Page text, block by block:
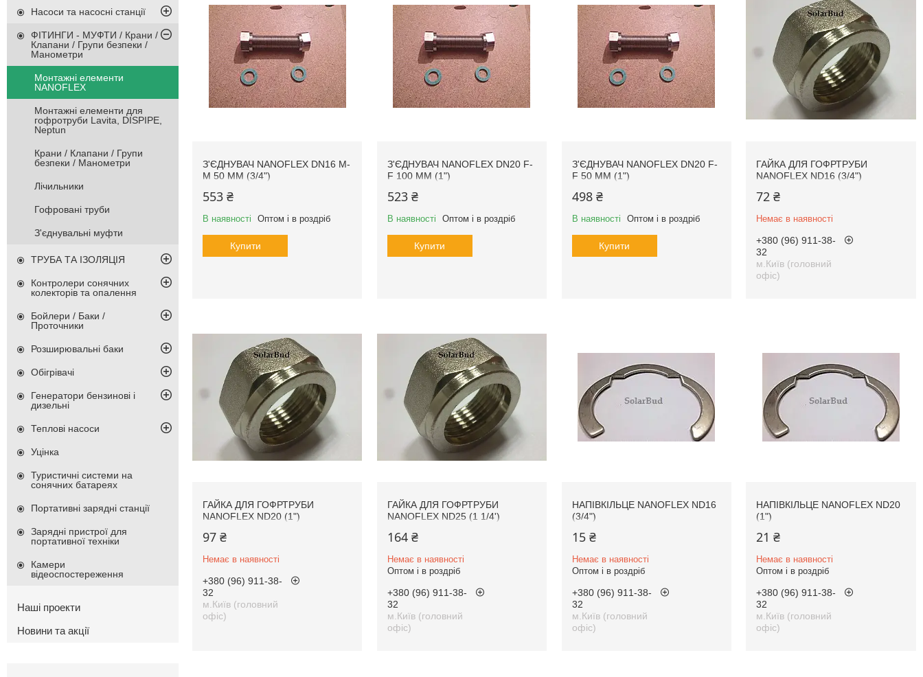
З'ЄДНУВАЧ NANOFLEX DN16 М-
М 50 MM (3/4")
553 ₴
В наявності Оптом і в роздріб
Купити
З'ЄДНУВАЧ NANOFLEX DN20 F-
F 100 MM (1")
523 ₴
В наявності Оптом і в роздріб
Купити
З'ЄДНУВАЧ NANOFLEX DN20 F-
F 50 MM (1")
498 ₴
В наявності Оптом і в роздріб
Купити
ГАЙКА ДЛЯ ГОФРТРУБИ
NANOFLEX ND16 (3/4")
72 ₴
Немає в наявності
+380 (96) 911-38-
32
м.Київ (головний
офіс)
ГАЙКА ДЛЯ ГОФРТРУБИ
NANOFLEX ND20 (1")
97 ₴
Немає в наявності
+380 (96) 911-38-
32
м.Київ (головний
офіс)
ГАЙКА ДЛЯ ГОФРТРУБИ
NANOFLEX ND25 (1 1/4')
164 ₴
Немає в наявності
Оптом і в роздріб
+380 (96) 911-38-
32
м.Київ (головний
офіс)
НАПІВКІЛЬЦЕ NANOFLEX ND16
(3/4")
15 ₴
Немає в наявності
Оптом і в роздріб
+380 (96) 911-38-
32
м.Київ (головний
офіс)
НАПІВКІЛЬЦЕ NANOFLEX ND20
(1")
21 ₴
Немає в наявності
Оптом і в роздріб
+380 (96) 911-38-
32
м.Київ (головний
офіс)
Насоси та насосні станції
ФІТИНГИ - МУФТИ / Крани /
Клапани / Групи безпеки /
Манометри
Монтажні елементи
NANOFLEX
Монтажні елементи для
гофротруби Lavita, DISPIPE,
Neptun
Крани / Клапани / Групи
безпеки / Манометри
Лічильники
Гофровані труби
З'єднувальні муфти
ТРУБА ТА ІЗОЛЯЦІЯ
Контролери сонячних
колекторів та опалення
Бойлери / Баки /
Проточники
Розширювальні баки
Обігрівачі
Генератори бензинові і
дизельні
Теплові насоси
Уцінка
Туристичні системи на
сонячних батареях
Портативні зарядні станції
Зарядні пристрої для
портативної техніки
Камери
відеоспостереження
Наші проекти
Новини та акції